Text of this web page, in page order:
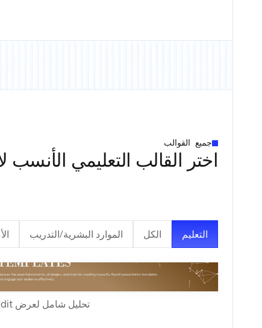
جميع القوالب
اختر القالب التعليمي الأنسب
التعليم الكل الموارد البشرية/التدريب
تحليل شامل لعرض Reddit